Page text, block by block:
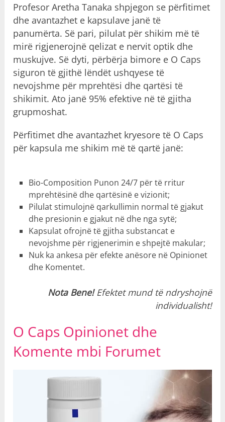
Profesor Aretha Tanaka shpjegon se përfitimet
dhe avantazhet e kapsulave janë të
panumërta. Së pari, pilulat për shikim më të
mirë rigjenerojnë qelizat e nervit optik dhe
muskujve. Së dyti, përbërja bimore e O Caps
siguron të gjithë lëndët ushqyese të
nevojshme për mprehtësi dhe qartësi të
shikimit. Ato janë 95% efektive në të gjitha
grupmoshat.
Përfitimet dhe avantazhet kryesore të O Caps
për kapsula me shikim më të qartë janë:
Bio-Composition Punon 24/7 për të rritur
mprehtësinë dhe qartësinë e vizionit;
Pilulat stimulojnë qarkullimin normal të gjakut
dhe presionin e gjakut në dhe nga sytë;
Kapsulat ofrojnë të gjitha substancat e
nevojshme për rigjenerimin e shpejtë makular;
Nuk ka ankesa për efekte anësore në Opinionet
dhe Komentet.
Nota Bene!Efektet mund të ndryshojnë
individualisht!
O Caps Opinionet dhe
Komente mbi Forumet